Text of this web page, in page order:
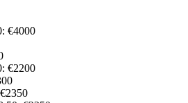
€4000
€2200